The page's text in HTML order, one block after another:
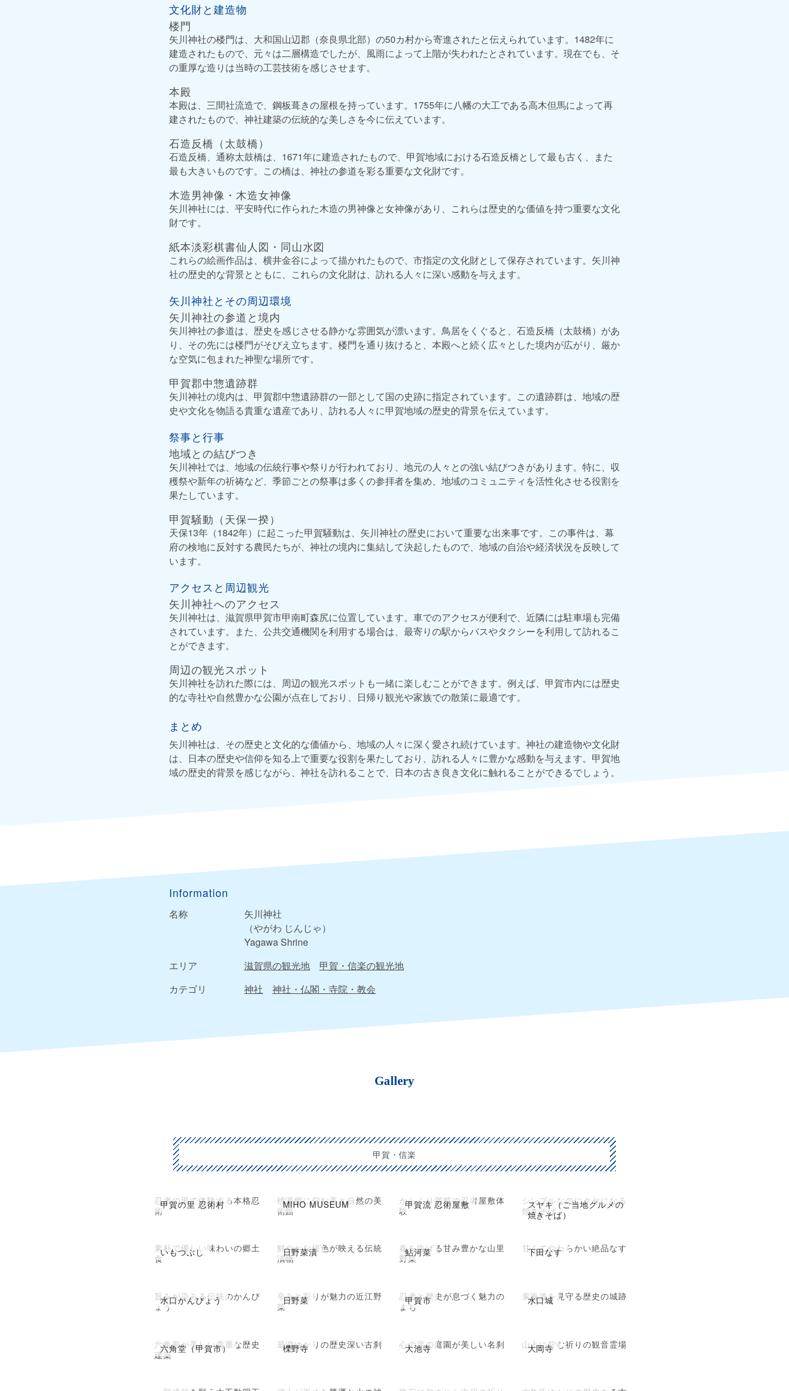
文化財と建造物
楼門
矢川神社の楼門は、大和国山辺郡（奈良県北部）の50カ村から寄進されたと伝えられています。1482年に
建造されたもので、元々は二層構造でしたが、風雨によって上階が失われたとされています。現在でも、そ
の重厚な造りは当時の工芸技術を感じさせます。
本殿
本殿は、三間社流造で、鋼板葺きの屋根を持っています。1755年に八幡の大工である高木但馬によって再
建されたもので、神社建築の伝統的な美しさを今に伝えています。
石造反橋（太鼓橋）
石造反橋、通称太鼓橋は、1671年に建造されたもので、甲賀地域における石造反橋として最も古く、また
最も大きいものです。この橋は、神社の参道を彩る重要な文化財です。
木造男神像・木造女神像
矢川神社には、平安時代に作られた木造の男神像と女神像があり、これらは歴史的な価値を持つ重要な文化
財です。
紙本淡彩棋書仙人図・同山水図
これらの絵画作品は、横井金谷によって描かれたもので、市指定の文化財として保存されています。矢川神
社の歴史的な背景とともに、これらの文化財は、訪れる人々に深い感動を与えます。
矢川神社とその周辺環境
矢川神社の参道と境内
矢川神社の参道は、歴史を感じさせる静かな雰囲気が漂います。鳥居をくぐると、石造反橋（太鼓橋）があ
り、その先には楼門がそびえ立ちます。楼門を通り抜けると、本殿へと続く広々とした境内が広がり、厳か
な空気に包まれた神聖な場所です。
甲賀郡中惣遺跡群
矢川神社の境内は、甲賀郡中惣遺跡群の一部として国の史跡に指定されています。この遺跡群は、地域の歴
史や文化を物語る貴重な遺産であり、訪れる人々に甲賀地域の歴史的背景を伝えています。
祭事と行事
地域との結びつき
矢川神社では、地域の伝統行事や祭りが行われており、地元の人々との強い結びつきがあります。特に、収
穫祭や新年の祈祷など、季節ごとの祭事は多くの参拝者を集め、地域のコミュニティを活性化させる役割を
果たしています。
甲賀騒動（天保一揆）
天保13年（1842年）に起こった甲賀騒動は、矢川神社の歴史において重要な出来事です。この事件は、幕
府の検地に反対する農民たちが、神社の境内に集結して決起したもので、地域の自治や経済状況を反映して
います。
アクセスと周辺観光
矢川神社へのアクセス
矢川神社は、滋賀県甲賀市甲南町森尻に位置しています。車でのアクセスが便利で、近隣には駐車場も完備
されています。また、公共交通機関を利用する場合は、最寄りの駅からバスやタクシーを利用して訪れるこ
とができます。
周辺の観光スポット
矢川神社を訪れた際には、周辺の観光スポットも一緒に楽しむことができます。例えば、甲賀市内には歴史
的な寺社や自然豊かな公園が点在しており、日帰り観光や家族での散策に最適です。
まとめ
矢川神社は、その歴史と文化的な価値から、地域の人々に深く愛され続けています。神社の建造物や文化財
は、日本の歴史や信仰を知る上で重要な役割を果たしており、訪れる人々に豊かな感動を与えます。甲賀地
域の歴史的背景を感じながら、神社を訪れることで、日本の古き良き文化に触れることができるでしょう。
Information
名称
矢川神社
（やがわ じんじゃ）
Yagawa Shrine
エリア
滋賀県の観光地
甲賀・信楽の観光地
カテゴリ
神社 神社・仏閣・寺院・教会
Gallery
甲賀・信楽
甲賀の里 忍術村
忍者の里で体験する本格忍
術
MIHO MUSEUM
桃源郷に佇む美と自然の美
術館
甲賀流 忍術屋敷
からくり満載の忍者屋敷体
験
スヤキ（ご当地グルメの
焼きそば）
シンプルなのにクセになる
焼きそば
いもつぶし
素朴で優しい味わいの郷土
食
日野菜漬
鮮やかな桜色が映える伝統
漬物
鮎河菜
春を告げる甘み豊かな山里
野菜
下田なす
甘くてやわらかい絶品なす
水口かんぴょう
旨みが染みる伝統のかんぴ
ょう
日野菜
辛みと彩りが魅力の近江野
菜
甲賀市
忍者と歴史が息づく魅力の
まち
水口城
東海道を見守る歴史の城跡
六角堂（甲賀市）
六角形が美しい貴重な歴史
建築
櫟野寺
最澄ゆかりの歴史深い古刹 大池寺
心の字の庭園が美しい名刹 大岡寺
山上に佇む祈りの観音霊場